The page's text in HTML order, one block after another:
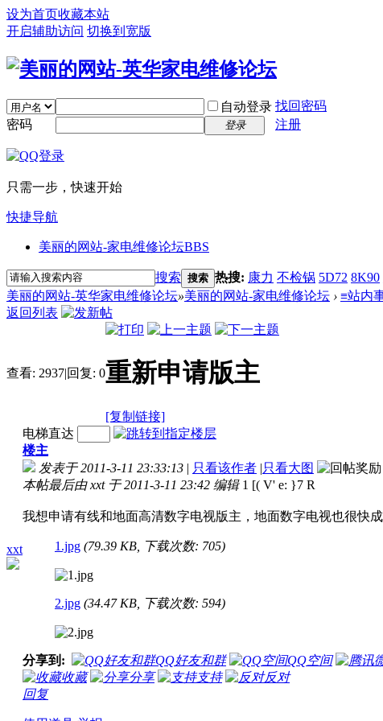
设为首页收藏本站
开启辅助访问 切换到宽版
自动登录 找回密码
密码
登录 注册
只需一步，快速开始
快捷导航
美丽的网站-家电维修论坛BBS
搜索 搜索 热搜: 康力 不检锅 5D72 8K90
美丽的网站-英华家电维修论坛»美丽的网站-家电维修论坛 › ≡站内
返回列表
查看: 2937|回复: 0重新申请版主
[复制链接]
xxt
电梯直达
楼主
发表于 2011-3-11 23:33:13 | 只看该作者 |只看大图
本帖最后由 xxt 于 2011-3-11 23:42 编辑 1 [( V' e: }7 R
我想申请有线和地面高清数字电视版主 ，地面数字电视也很快
1.jpg (79.39 KB, 下载次数: 705)
2.jpg (34.47 KB, 下载次数: 594)
分享到: QQ好友和群 QQ空间
收藏
分享 支持
反对
回复